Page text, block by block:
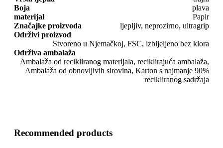
Boja
plava
materijal
Papir
Značajke proizvoda
ljepljiv, neprozirno, ultragrip
Održivi proizvod
Stvoreno u Njemačkoj, FSC, izbijeljeno bez klora
Održiva ambalaža
Ambalaža od recikliranog materijala, reciklirajuća ambalaža,
Ambalaža od obnovljivih sirovina, Karton s najmanje 90%
recikliranog sadržaja
Recommended products